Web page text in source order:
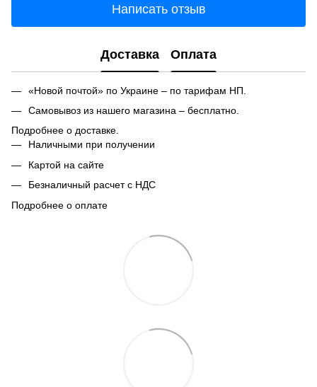
Написать отзыв
Доставка Оплата
«Новой почтой» по Украине – по тарифам НП.
Самовывоз из нашего магазина – бесплатно.
Подробнее о доставке.
Наличными при получении
Картой на сайте
Безналичный расчет с НДС
Подробнее о оплате